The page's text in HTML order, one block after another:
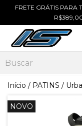
FRETE GRÁTIS
Início / PATINS /
NOVO